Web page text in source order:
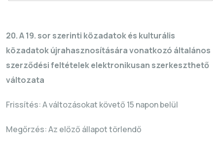
20. A 19. sor szerinti közadatok és kulturális
közadatokújrahasznosításáravonatkozó általános
szerződési feltételek elektronikusan szerkeszthető
változata
Frissítés: A változásokat követő 15 napon belül
Megőrzés: Az előző állapot törlendő